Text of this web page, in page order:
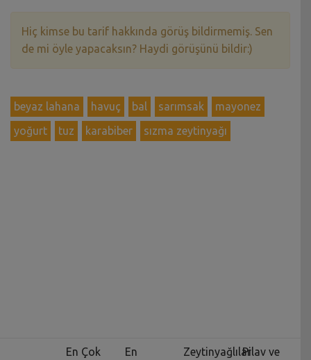
Hiç kimse bu tarif hakkında görüş bildirmemiş. Sen
de mi öyle yapacaksın? Haydi görüşünü bildir:)
beyaz lahana havuç bal sarımsak
mayonez
yoğurt
tuz karabiber sızma zeytinyağı
En Çok
En
ZeytinyağlılarPilav ve